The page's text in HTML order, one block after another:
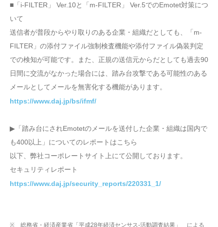
■「i-FILTER」 Ver.10と「m-FILTER」 Ver.5でのEmotet対策につ
いて
送信者が普段からやり取りのある企業・組織だとしても、「m-
FILTER」の添付ファイル強制検査機能や添付ファイル偽装判定
での検知が可能です。また、正規の送信元からだとしても過去90
日間に交流がなかった場合には、踏み台攻撃である可能性のある
メールとしてメールを無害化する機能があります。
https://www.daj.jp/bs/ifmf/
▶「踏み台にされEmotetのメールを送付した企業・組織は国内で
も400以上」についてのレポートはこちら
以下、弊社コーポレートサイト上にて公開しております。
セキュリティレポート
https://www.daj.jp/security_reports/220331_1/
※ 総務省・経済産業省「平成28年経済センサス‐活動調査結果」 による